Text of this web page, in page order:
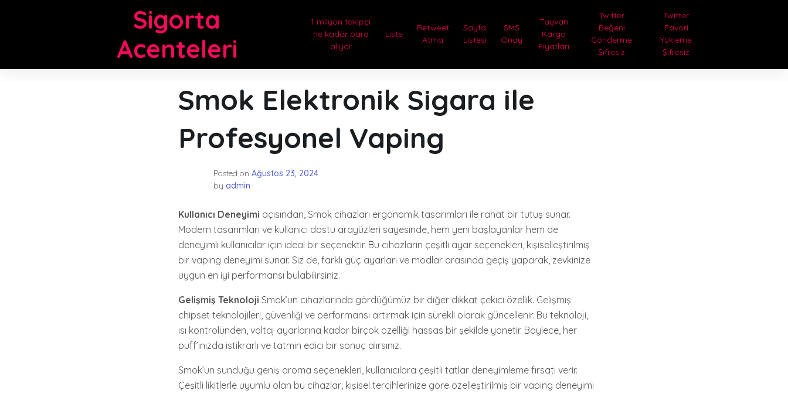
Sigorta
Acenteleri
1 milyon takipçi
ne kadar para
alıyor
Liste
Retweet
Atma
Sayfa
Listesi
SMS
Onay
Tayvan
Kargo
Fiyatları
Twitter
Beğeni
Gönderme
Şifresiz
Twitter
Favori
Yükleme
Şifresiz
Smok Elektronik Sigara ile
Profesyonel Vaping
Posted on Ağustos 23, 2024
by admin
Kullanıcı Deneyimi açısından, Smok cihazları ergonomik tasarımları ile rahat bir tutuş sunar.
Modern tasarımları ve kullanıcı dostu arayüzleri sayesinde, hem yeni başlayanlar hem de
deneyimli kullanıcılar için ideal bir seçenektir. Bu cihazların çeşitli ayar seçenekleri, kişiselleştirilmiş
bir vaping deneyimi sunar. Siz de, farklı güç ayarları ve modlar arasında geçiş yaparak, zevkinize
uygun en iyi performansı bulabilirsiniz.
Gelişmiş Teknoloji Smok’un cihazlarında gördüğümüz bir diğer dikkat çekici özellik. Gelişmiş
chipset teknolojileri, güvenliği ve performansı artırmak için sürekli olarak güncellenir. Bu teknoloji,
ısı kontrolünden, voltaj ayarlarına kadar birçok özelliği hassas bir şekilde yönetir. Böylece, her
puff’ınızda istikrarlı ve tatmin edici bir sonuç alırsınız.
Smok’un sunduğu geniş aroma seçenekleri, kullanıcılara çeşitli tatlar deneyimleme fırsatı verir.
Çeşitli likitlerle uyumlu olan bu cihazlar, kişisel tercihlerinize göre özelleştirilmiş bir vaping deneyimi